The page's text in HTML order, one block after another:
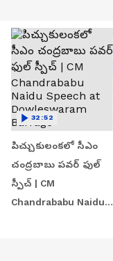
పిచ్చుకులంకలో సీఎం
చంద్రబాబు పవర్ ఫుల్
స్పీచ్ | CM
Chandrababu Naidu
32:52